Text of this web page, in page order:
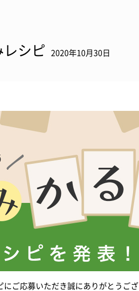
レシピ 2020年10月30日
ご応募いただき誠にありがとうご